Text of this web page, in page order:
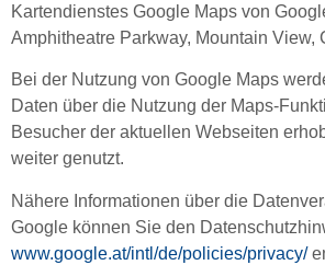
Kartendienstes Google Maps von
Amphitheatre Parkway, Mountain View,
Bei der Nutzung von Google Maps
Daten über die Nutzung der Maps-
Besucher der aktuellen Webseiten
weiter genutzt.
Nähere Informationen über die
Google können Sie den
www.google.at/intl/de/policies/privacy/